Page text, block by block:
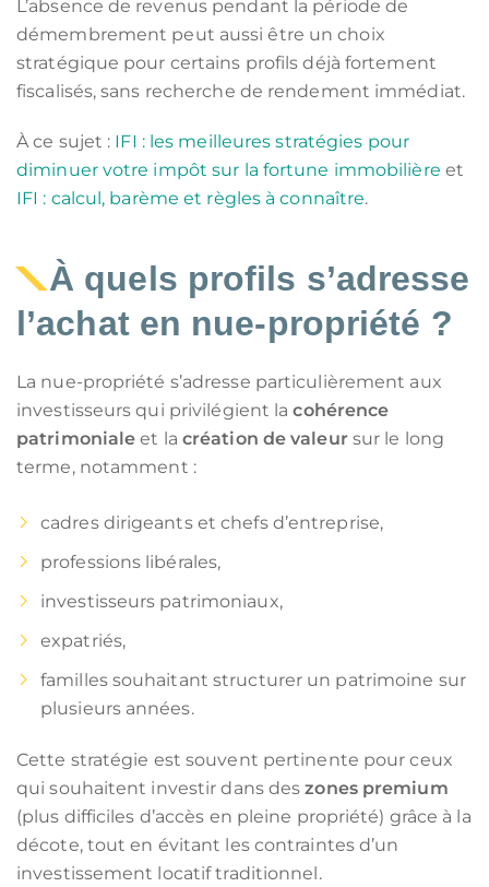
L’absence de revenus pendant la période de
démembrement peut aussi être un choix
stratégique pour certains profils déjà fortement
fiscalisés, sans recherche de rendement immédiat.
À ce sujet : IFI : les meilleures stratégies pour
diminuer votre impôt sur la fortune immobilière et
IFI : calcul, barème et règles à connaître.
À quels profils s’adresse
l’achat en nue-propriété ?
La nue-propriété s’adresse particulièrement aux
investisseurs qui privilégient lacohérence
patrimoniale et la création de valeursur le long
terme, notamment :
cadres dirigeants et chefs d’entreprise,
professions libérales,
investisseurs patrimoniaux,
expatriés,
familles souhaitant structurer un patrimoine sur
plusieurs années.
Cette stratégie est souvent pertinente pour ceux
qui souhaitent investir dans deszones premium
(plus difficiles d’accès en pleine propriété) grâce à la
décote, tout en évitant les contraintes d’un
investissement locatif traditionnel.